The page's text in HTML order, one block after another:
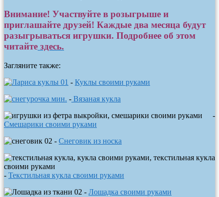
Внимание! Участвуйте в розыгрыше и
приглашайте друзей! Каждые два месяца будут
разыгрываться игрушки. Подробнее об этом
читайте здесь.
Загляните также:
- Куклы своими руками
- Вязаная кукла
-
Смешарики своими руками
- Снеговик из носка
- Текстильная кукла своими руками
- Лошадка своими руками